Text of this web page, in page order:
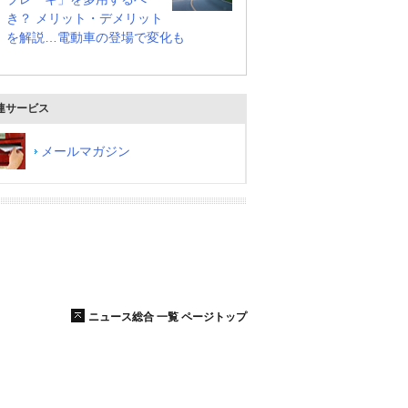
き？ メリット・デメリット
を解説…電動車の登場で変化も
サービス
メールマガジン
ニュース総合 一覧 ページトップ